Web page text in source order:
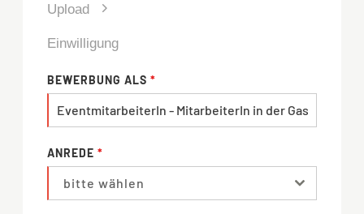
Upload
Einwilligung
BEWERBUNG ALS *
ANREDE *
bitte wählen